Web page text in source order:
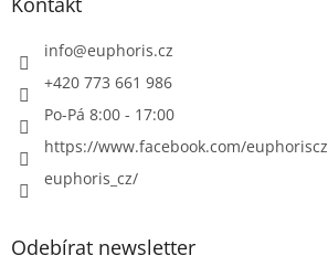
info@euphoris.cz
+420 773 661 986
Po-Pá 8:00 - 17:00
https://www.facebook.com/euphoriscz
euphoris_cz/
Odebírat newsletter